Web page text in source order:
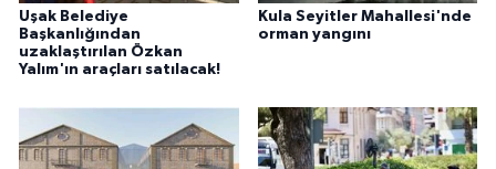
Uşak Belediye
Başkanlığından
uzaklaştırılan Özkan
Yalım'ın araçları satılacak!
Kula Seyitler Mahallesi'nde
orman yangını